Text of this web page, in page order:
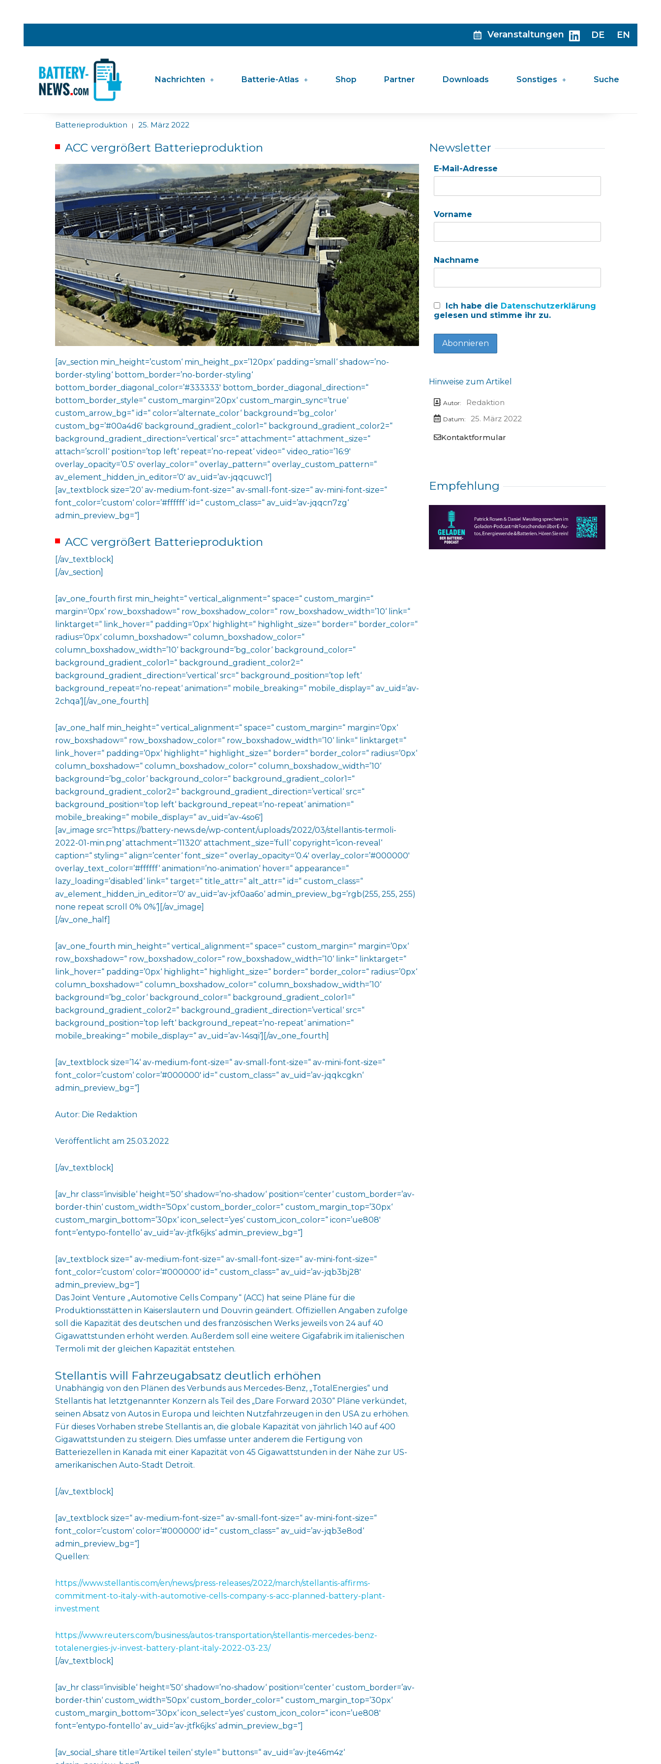
Veranstaltungen DE EN
Nachrichten Batterie-Atlas Shop Partner Downloads Sonstiges Suche
Batterieproduktion | 25. März 2022
ACC vergrößert Batterieproduktion
[av_section min_height=’custom‘ min_height_px=’120px‘ padding=’small‘ shadow=’no-
border-styling‘ bottom_border=’no-border-styling‘
bottom_border_diagonal_color=’#333333′ bottom_border_diagonal_direction=“
bottom_border_style=“ custom_margin=’20px‘ custom_margin_sync=’true‘
custom_arrow_bg=“ id=“ color=’alternate_color‘ background=’bg_color‘
custom_bg=’#00a4d6′ background_gradient_color1=“ background_gradient_color2=“
background_gradient_direction=’vertical‘ src=“ attachment=“ attachment_size=“
attach=’scroll‘ position=’top left‘ repeat=’no-repeat‘ video=“ video_ratio=’16:9′
overlay_opacity=’0.5′ overlay_color=“ overlay_pattern=“ overlay_custom_pattern=“
av_element_hidden_in_editor=’0′ av_uid=’av-jqqcuwc1′]
[av_textblock size=’20‘ av-medium-font-size=“ av-small-font-size=“ av-mini-font-size=“
font_color=’custom‘ color=’#ffffff‘ id=“ custom_class=“ av_uid=’av-jqqcn7zg‘
admin_preview_bg=“]
ACC vergrößert Batterieproduktion
[/av_textblock]
[/av_section]
[av_one_fourth first min_height=“ vertical_alignment=“ space=“ custom_margin=“
margin=’0px‘ row_boxshadow=“ row_boxshadow_color=“ row_boxshadow_width=’10‘ link=“
linktarget=“ link_hover=“ padding=’0px‘ highlight=“ highlight_size=“ border=“ border_color=“
radius=’0px‘ column_boxshadow=“ column_boxshadow_color=“
column_boxshadow_width=’10‘ background=’bg_color‘ background_color=“
background_gradient_color1=“ background_gradient_color2=“
background_gradient_direction=’vertical‘ src=“ background_position=’top left‘
background_repeat=’no-repeat‘ animation=“ mobile_breaking=“ mobile_display=“ av_uid=’av-
2chqa‘][/av_one_fourth]
[av_one_half min_height=“ vertical_alignment=“ space=“ custom_margin=“ margin=’0px‘
row_boxshadow=“ row_boxshadow_color=“ row_boxshadow_width=’10‘ link=“ linktarget=“
link_hover=“ padding=’0px‘ highlight=“ highlight_size=“ border=“ border_color=“ radius=’0px‘
column_boxshadow=“ column_boxshadow_color=“ column_boxshadow_width=’10‘
background=’bg_color‘ background_color=“ background_gradient_color1=“
background_gradient_color2=“ background_gradient_direction=’vertical‘ src=“
background_position=’top left‘ background_repeat=’no-repeat‘ animation=“
mobile_breaking=“ mobile_display=“ av_uid=’av-4so6′]
[av_image src=’https://battery-news.de/wp-content/uploads/2022/03/stellantis-termoli-
2022-01-min.png‘ attachment=’11320′ attachment_size=’full‘ copyright=’icon-reveal‘
caption=“ styling=“ align=’center‘ font_size=“ overlay_opacity=’0.4′ overlay_color=’#000000′
overlay_text_color=’#ffffff‘ animation=’no-animation‘ hover=“ appearance=“
lazy_loading=’disabled‘ link=“ target=“ title_attr=“ alt_attr=“ id=“ custom_class=“
av_element_hidden_in_editor=’0′ av_uid=’av-jxf0aa6o‘ admin_preview_bg=’rgb(255, 255, 255)
none repeat scroll 0% 0%‘][/av_image]
[/av_one_half]
[av_one_fourth min_height=“ vertical_alignment=“ space=“ custom_margin=“ margin=’0px‘
row_boxshadow=“ row_boxshadow_color=“ row_boxshadow_width=’10‘ link=“ linktarget=“
link_hover=“ padding=’0px‘ highlight=“ highlight_size=“ border=“ border_color=“ radius=’0px‘
column_boxshadow=“ column_boxshadow_color=“ column_boxshadow_width=’10‘
background=’bg_color‘ background_color=“ background_gradient_color1=“
background_gradient_color2=“ background_gradient_direction=’vertical‘ src=“
background_position=’top left‘ background_repeat=’no-repeat‘ animation=“
mobile_breaking=“ mobile_display=“ av_uid=’av-14sqi‘][/av_one_fourth]
[av_textblock size=’14‘ av-medium-font-size=“ av-small-font-size=“ av-mini-font-size=“
font_color=’custom‘ color=’#000000′ id=“ custom_class=“ av_uid=’av-jqqkcgkn‘
admin_preview_bg=“]
Autor: Die Redaktion
Veröffentlicht am 25.03.2022
[/av_textblock]
[av_hr class=’invisible‘ height=’50‘ shadow=’no-shadow‘ position=’center‘ custom_border=’av-
border-thin‘ custom_width=’50px‘ custom_border_color=“ custom_margin_top=’30px‘
custom_margin_bottom=’30px‘ icon_select=’yes‘ custom_icon_color=“ icon=’ue808′
font=’entypo-fontello‘ av_uid=’av-jtfk6jks‘ admin_preview_bg=“]
[av_textblock size=“ av-medium-font-size=“ av-small-font-size=“ av-mini-font-size=“
font_color=’custom‘ color=’#000000′ id=“ custom_class=“ av_uid=’av-jqb3bj28′
admin_preview_bg=“]
Das Joint Venture „Automotive Cells Company“ (ACC) hat seine Pläne für die
Produktionsstätten in Kaiserslautern und Douvrin geändert. Offiziellen Angaben zufolge
soll die Kapazität des deutschen und des französischen Werks jeweils von 24 auf 40
Gigawattstunden erhöht werden. Außerdem soll eine weitere Gigafabrik im italienischen
Termoli mit der gleichen Kapazität entstehen.
Stellantis will Fahrzeugabsatz deutlich erhöhen
Unabhängig von den Plänen des Verbunds aus Mercedes-Benz, „TotalEnergies“ und
Stellantis hat letztgenannter Konzern als Teil des „Dare Forward 2030“ Pläne verkündet,
seinen Absatz von Autos in Europa und leichten Nutzfahrzeugen in den USA zu erhöhen.
Für dieses Vorhaben strebe Stellantis an, die globale Kapazität von jährlich 140 auf 400
Gigawattstunden zu steigern. Dies umfasse unter anderem die Fertigung von
Batteriezellen in Kanada mit einer Kapazität von 45 Gigawattstunden in der Nähe zur US-
amerikanischen Auto-Stadt Detroit.
[/av_textblock]
[av_textblock size=“ av-medium-font-size=“ av-small-font-size=“ av-mini-font-size=“
font_color=’custom‘ color=’#000000′ id=“ custom_class=“ av_uid=’av-jqb3e8od‘
admin_preview_bg=“]
Quellen:
https://www.stellantis.com/en/news/press-releases/2022/march/stellantis-affirms-
commitment-to-italy-with-automotive-cells-company-s-acc-planned-battery-plant-
investment
https://www.reuters.com/business/autos-transportation/stellantis-mercedes-benz-
totalenergies-jv-invest-battery-plant-italy-2022-03-23/
[/av_textblock]
[av_hr class=’invisible‘ height=’50‘ shadow=’no-shadow‘ position=’center‘ custom_border=’av-
border-thin‘ custom_width=’50px‘ custom_border_color=“ custom_margin_top=’30px‘
custom_margin_bottom=’30px‘ icon_select=’yes‘ custom_icon_color=“ icon=’ue808′
font=’entypo-fontello‘ av_uid=’av-jtfk6jks‘ admin_preview_bg=“]
[av_social_share title=’Artikel teilen‘ style=“ buttons=“ av_uid=’av-jte46m4z‘
Newsletter
E-Mail-Adresse
Vorname
Nachname
Ich habe die Datenschutzerklärung
gelesen und stimme ihr zu.
Hinweise zum Artikel
Autor: Redaktion
Datum:
25. März 2022
Kontaktformular
Empfehlung